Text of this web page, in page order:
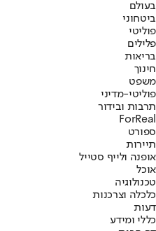
בעולם
ביטחוני
פוליטי
פלילים
בריאות
חינוך
משפט
פוליטי-מדיני
תרבות ובידור
ForReal
ספורט
תיירות
אופנה ולייף סטייל
אוכל
טכנולוגיה
כלכלה וצרכנות
דעות
כללי ומידע